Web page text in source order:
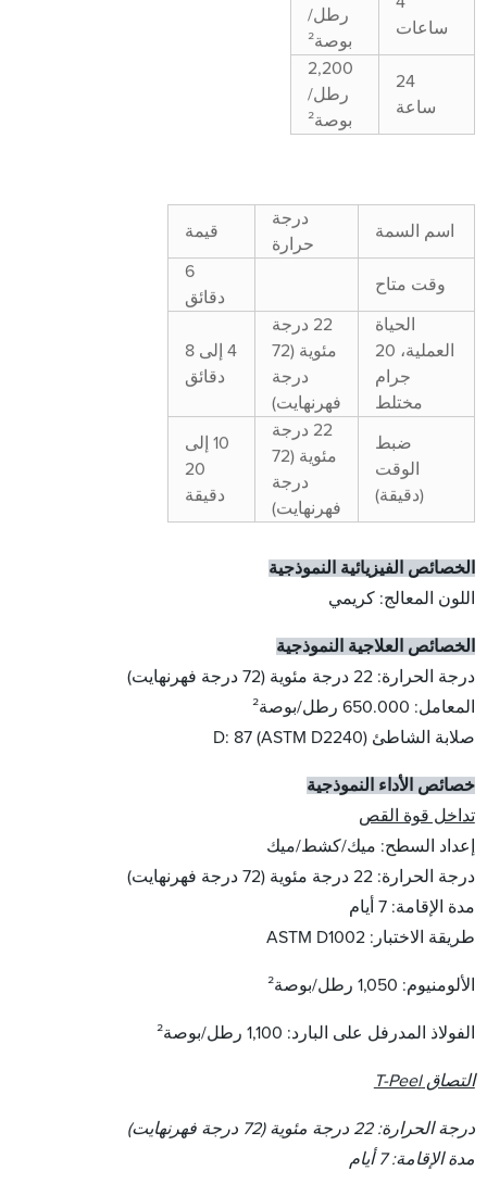
ساعات
رطل/
بوصة²
24
ساعة
2,200
رطل/
بوصة²
اسم السمة
درجة
حرارة
قيمة
وقت متاح
6
دقائق
الحياة
العملية، 20
جرام
مختلط
22 درجة
مئوية (72
درجة
فهرنهايت)
4 إلى 8
دقائق
ضبط
الوقت
(دقيقة)
22 درجة
مئوية (72
درجة
فهرنهايت)
10 إلى
20
دقيقة
الخصائص الفيزيائية النموذجية
اللون المعالج: كريمي
الخصائص العلاجية النموذجية
درجة الحرارة: 22 درجة مئوية (72 درجة فهرنهايت)
المعامل: 650.000 رطل/بوصة²
صلابة الشاطئ D: 87 (ASTM D2240)
خصائص الأداء النموذجية
تداخل قوة القص
إعداد السطح: ميك/كشط/ميك
درجة الحرارة: 22 درجة مئوية (72 درجة فهرنهايت)
مدة الإقامة: 7 أيام
طريقة الاختبار: ASTM D1002
الألومنيوم: 1,050 رطل/بوصة²
الفولاذ المدرفل على البارد: 1,100 رطل/بوصة²
التصاق T-Peel
درجة الحرارة: 22 درجة مئوية (72 درجة فهرنهايت)
مدة الإقامة: 7 أيام